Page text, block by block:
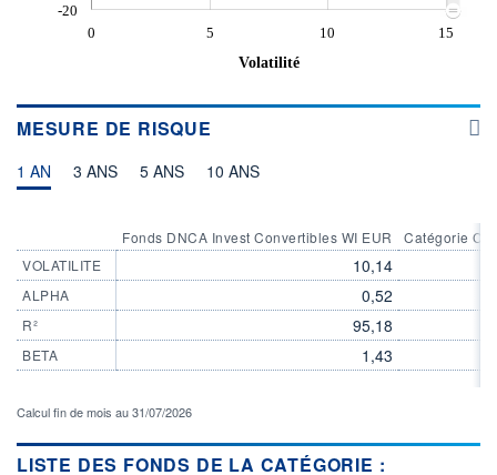
-20
0 5 10
15
Volatilité
MESURE DE RISQUE
1 AN 3 ANS 5 ANS 10 ANS
VOLATILITE
ALPHA
R²
BETA
Fonds DNCA Invest Convertibles WI EUR
10,14
0,52
95,18
1,43
Catégorie
Calcul fin de mois au 31/07/2026
LISTE DES FONDS DE LA CATÉGORIE :